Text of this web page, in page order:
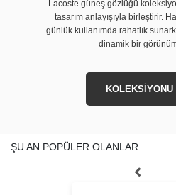
Lacoste güneş gözlüğü
tasarım anlayışıyla birleştirir.
günlük kullanımda rahatlık
dinamik bir görünüm
KOLEKSİYONU
ŞU AN POPÜLER OLANLAR